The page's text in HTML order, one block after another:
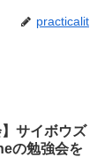
practicalit
】サイボウズ
の勉強会を